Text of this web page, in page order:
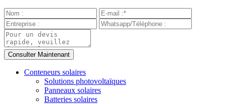
Conteneurs solaires
Solutions photovoltaïques
Panneaux solaires
Batteries solaires